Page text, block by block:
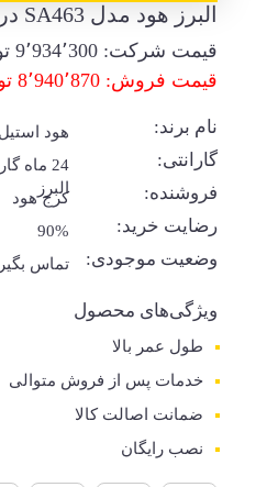
البرز هود مدل SA463 درب برقی مشکی
قیمت شرکت: 9٬934٬300
قیمت فروش: 8٬940٬870 تومان
نام برند: هود استیل
گارانتی:
24 ماه
البرز
فروشنده: کرج هود
رضایت خرید: 90%
وضعیت موجودی: تماس
ویژگی‌های محصول
طول عمر بالا
خدمات پس از فروش متوالی
ضمانت اصالت کالا
نصب رایگان